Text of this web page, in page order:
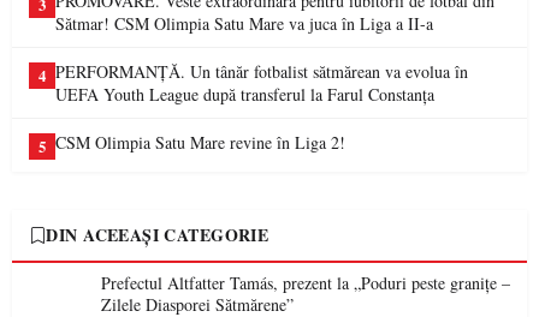
3
Sătmar! CSM Olimpia Satu Mare va juca în Liga a II-a
4 PERFORMANȚĂ. Un tânăr fotbalist sătmărean va evolua în
UEFA Youth League după transferul la Farul Constanța
5 CSM Olimpia Satu Mare revine în Liga 2!
DIN ACEEAȘI CATEGORIE
Prefectul Altfatter Tamás, prezent la „Poduri peste granițe –
Zilele Diasporei Sătmărene”